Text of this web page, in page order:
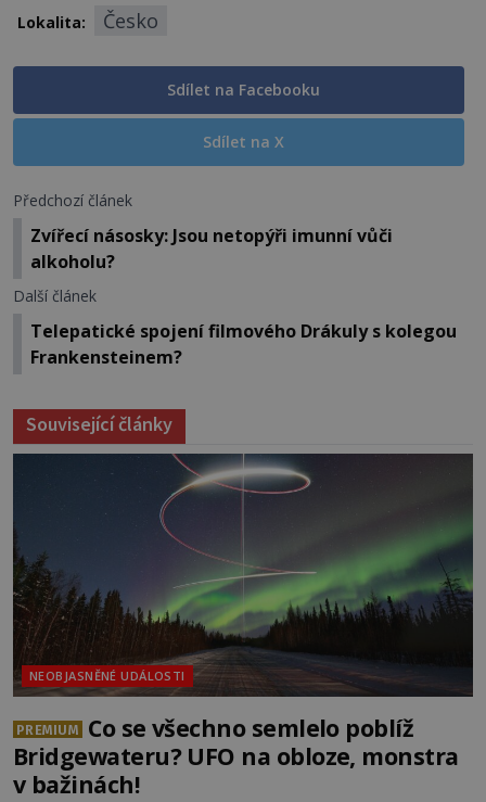
Lokalita:
Česko
Sdílet na Facebooku
Sdílet na X
Předchozí článek
Zvířecí násosky: Jsou netopýři imunní vůči
alkoholu?
Další článek
Telepatické spojení filmového Drákuly s kolegou
Frankensteinem?
Související články
NEOBJASNĚNÉ UDÁLOSTI
PREMIUM
Co se všechno semlelo poblíž
Bridgewateru? UFO na obloze, monstra
v bažinách!